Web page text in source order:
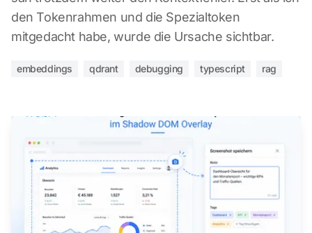
den Tokenrahmen und die Spezialtoken
mitgedacht habe, wurde die Ursache sichtbar.
embeddings qdrant debugging typescript rag